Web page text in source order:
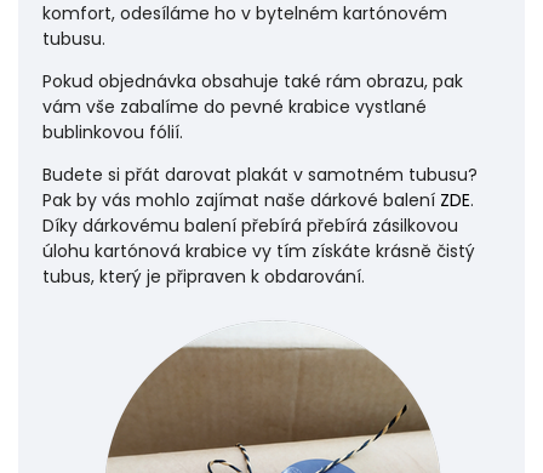
komfort, odesíláme ho v bytelném kartónovém
tubusu.
Pokud objednávka obsahuje také rám obrazu, pak
vám vše zabalíme do pevné krabice vystlané
bublinkovou fólií.
Budete si přát darovat plakát v samotném tubusu?
Pak by vás mohlo zajímat naše dárkové balení ZDE.
Díky dárkovému balení přebírá přebírá zásilkovou
úlohu kartónová krabice vy tím získáte krásně čistý
tubus, který je připraven k obdarování.